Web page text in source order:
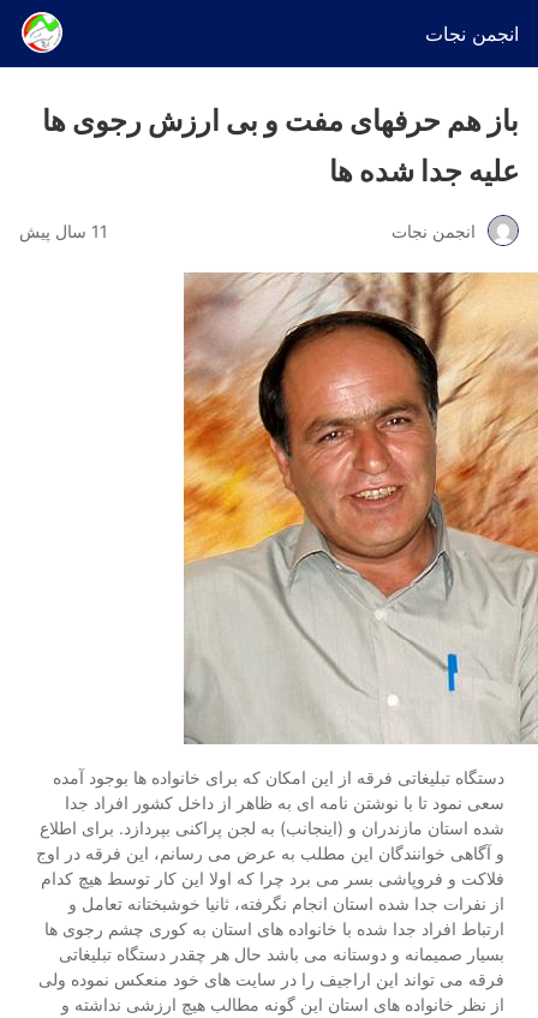
انجمن نجات
باز هم حرفهای مفت و بی ارزش رجوی ها
علیه جدا شده ها
انجمن نجات 11 سال پیش
دستگاه تبلیغاتی فرقه از این امکان که برای خانواده ها بوجود آمده
سعی نمود تا با نوشتن نامه ای به ظاهر از داخل کشور افراد جدا
شده استان مازندران و (اینجانب) به لجن پراکنی بپردازد. برای اطلاع
و آگاهی خوانندگان این مطلب به عرض می رسانم، این فرقه در اوج
فلاکت و فروپاشی بسر می برد چرا که اولا این کار توسط هیچ کدام
از نفرات جدا شده استان انجام نگرفته، ثانیا خوشبختانه تعامل و
ارتباط افراد جدا شده با خانواده های استان به کوری چشم رجوی ها
بسیار صمیمانه و دوستانه می باشد حال هر چقدر دستگاه تبلیغاتی
فرقه می تواند این اراجیف را در سایت های خود منعکس نموده ولی
از نظر خانواده های استان این گونه مطالب هیچ ارزشی نداشته و